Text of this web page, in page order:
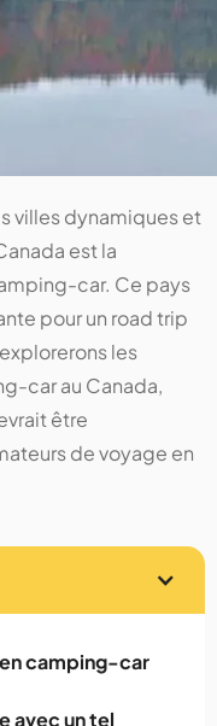
villes dynamiques et
est la
car. Ce pays
pour un road trip
les
car au Canada,
être
de voyage en
camping-car
avec un tel